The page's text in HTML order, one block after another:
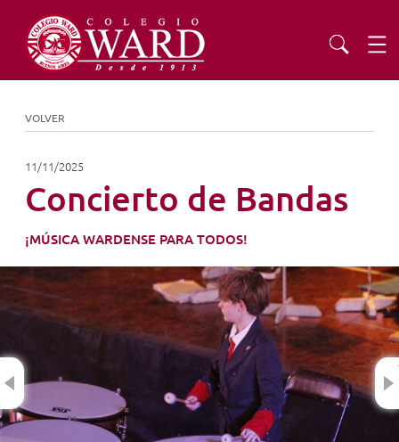
EXTENSIÓN
COMUNIDAD
AGENDA
VOLVER
11/11/2025
Concierto de Bandas
¡MÚSICA WARDENSE PARA TODOS!
Previous